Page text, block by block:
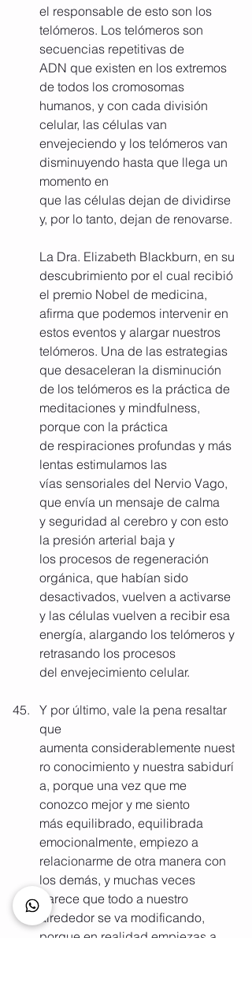
el responsable de esto son los
telómeros. Los telómeros son
secuencias repetitivas de
ADN que existen en los extremos
de todos los cromosomas
humanos, y con cada división
celular, las células van
envejeciendo y los telómeros van
disminuyendo hasta que llega un
momento en
que las células dejan de dividirse
y, por lo tanto, dejan de renovarse.
La Dra. Elizabeth Blackburn, en su
descubrimiento por el cual recibió
el premio Nobel de medicina,
afirma que podemos intervenir en
estos eventos y alargar nuestros
telómeros. Una de las estrategias
que desaceleran la disminución
de los telómeros es la práctica de
meditaciones y mindfulness,
porque con la práctica
de respiraciones profundas y más
lentas estimulamos las
vías sensoriales del Nervio Vago,
que envía un mensaje de calma
y seguridad al cerebro y con esto
la presión arterial baja y
los procesos de regeneración
orgánica, que habían sido
desactivados, vuelven a activarse
y las células vuelven a recibir esa
energía, alargando los telómeros y
retrasando los procesos
del envejecimiento celular.
Y por último, vale la pena resaltar
que
aumenta considerablemente nuest
ro conocimiento y nuestra sabidurí
a, porque una vez que me
conozco mejor y me siento
más equilibrado, equilibrada
emocionalmente, empiezo a
relacionarme de otra manera con
los demás, y muchas veces
parece que todo a nuestro
alrededor se va modificando,
porque en realidad empiezas a